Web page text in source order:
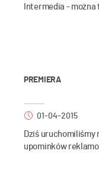
Intermedia -
PREMIERA
01-04-2015
Dziś uruchomiliśmy
upominków